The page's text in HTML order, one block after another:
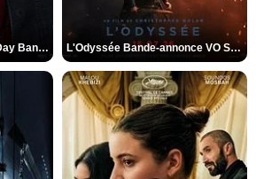
Spider-Man: Brand New Day Bande-annonce VO STFR L'Odyssée Bande-annonce VO STFR